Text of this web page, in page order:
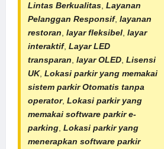
Lintas Berkualitas, Layanan
Pelanggan Responsif, layanan
restoran, layar fleksibel, layar
interaktif, Layar LED
transparan, layar OLED, Lisensi
UK, Lokasi parkir yang memakai
sistem parkir Otomatis tanpa
operator, Lokasi parkir yang
memakai software parkir e-
parking, Lokasi parkir yang
menerapkan software parkir